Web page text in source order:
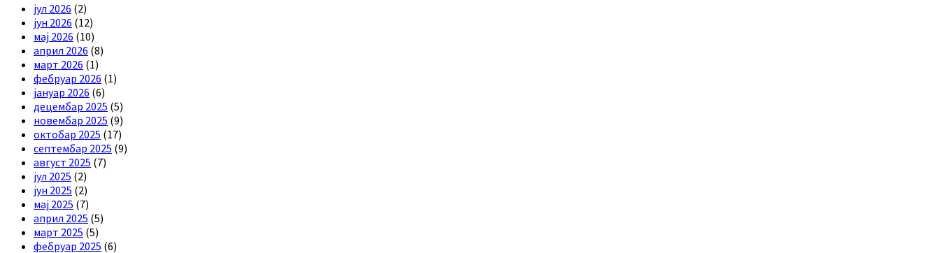
јул 2026 (2)
јун 2026 (12)
мај 2026 (10)
април 2026 (8)
март 2026 (1)
фебруар 2026 (1)
јануар 2026 (6)
децембар 2025 (5)
новембар 2025 (9)
октобар 2025 (17)
септембар 2025 (9)
август 2025 (7)
јул 2025 (2)
јун 2025 (2)
мај 2025 (7)
април 2025 (5)
март 2025 (5)
фебруар 2025 (6)